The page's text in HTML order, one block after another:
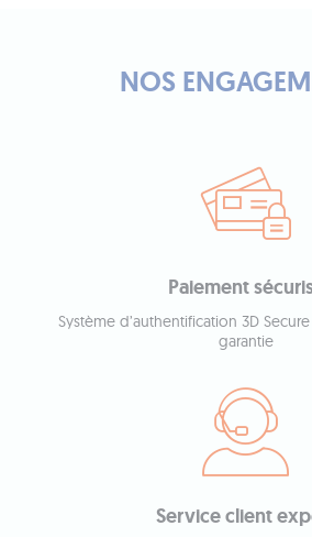
NOS
Paiement
Système d’authentification 3D
garantie
Service client